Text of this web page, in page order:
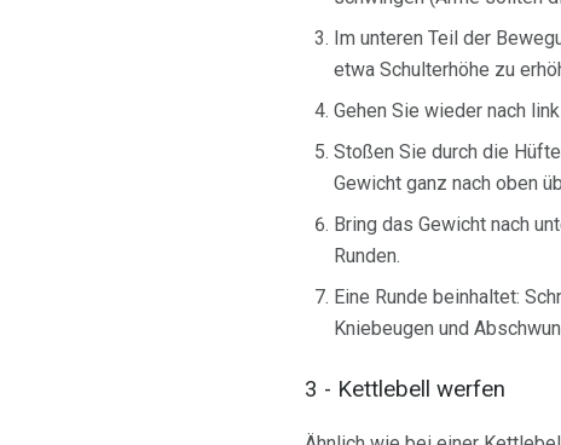
Im unteren Teil der
etwa Schulterhöhe zu
Gehen Sie wieder nach
Stoßen Sie durch die
Gewicht ganz nach oben
Bring das Gewicht nach
Runden.
Eine Runde beinhaltet:
Kniebeugen und
3 - Kettlebell werfen